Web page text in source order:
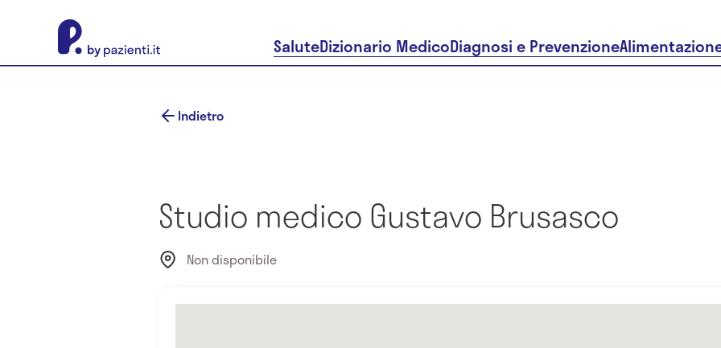
SaluteDizionario MedicoDiagnosi e Prevenzione
Indietro
Studio medico Gustavo Brusasco
Non disponibile